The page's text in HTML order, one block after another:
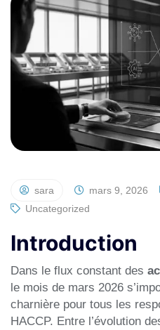
sara mars 9, 2026
Uncategorized
Introduction
Dans le flux constant des
le mois de mars 2026
charnière pour tous les
HACCP. Entre l’évolution